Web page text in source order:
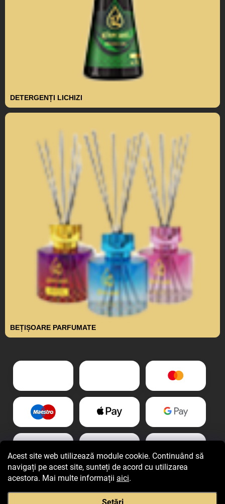
Acest site web utilizează module cookie. Continuând să
navigați pe acest site, sunteți de acord cu utilizarea
acestora. Mai multe informații aici.
DETERGENȚI LICHIZI
BEȚIȘOARE PARFUMATE